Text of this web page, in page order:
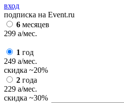
вход
подписка на Event.ru
6 месяцев
299 a/мес.
1 год
249 a/мес.
скидка ~20%
2 года
229 a/мес.
скидка ~30%